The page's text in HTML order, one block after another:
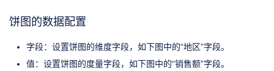
饼图的数据配置
字段：设置饼图的维度字段，如下图中的“地区”字段。
值：设置饼图的度量字段，如下图中的“销售额”字段。